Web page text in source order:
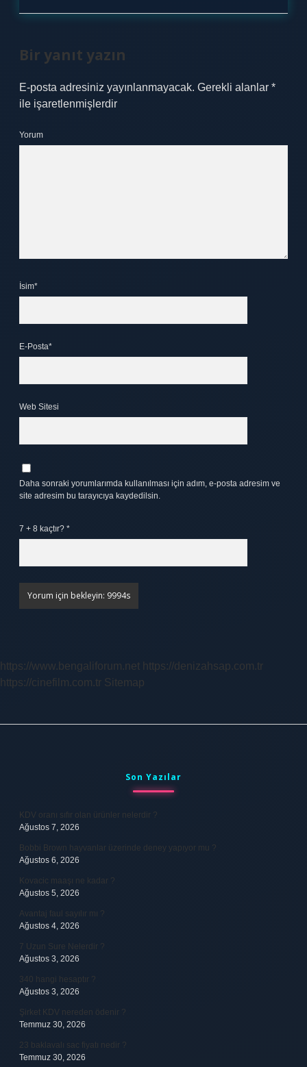
Bir yanıt yazın
E-posta adresiniz yayınlanmayacak. Gerekli alanlar *
ile işaretlenmişlerdir
Yorum
İsim*
E-Posta*
Web Sitesi
Daha sonraki yorumlarımda kullanılması için adım, e-posta adresim ve
site adresim bu tarayıcıya kaydedilsin.
7 + 8 kaçtır? *
https://www.bengaliforum.net https://denizahsap.com.tr
https://cinefilm.com.tr Sitemap
Son Yazılar
KDV oranı sıfır olan ürünler nelerdir ?
Ağustos 7, 2026
Bobbi Brown hayvanlar üzerinde deney yapıyor mu ?
Ağustos 6, 2026
Kovacic maaşı ne kadar ?
Ağustos 5, 2026
Avantaj faul sayılır mı ?
Ağustos 4, 2026
7 Uzun Sure Nelerdir ?
Ağustos 3, 2026
340 hangi hesaptır ?
Ağustos 3, 2026
Şirket KDV nereden ödenir ?
Temmuz 30, 2026
23 baklavalı sac fiyatı nedir ?
Temmuz 30, 2026